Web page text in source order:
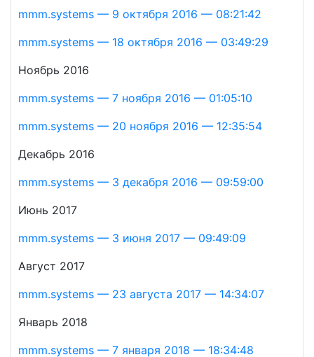
mmm.systems — 9 октября 2016 — 08:21:42
mmm.systems — 18 октября 2016 — 03:49:29
Ноябрь 2016
mmm.systems — 7 ноября 2016 — 01:05:10
mmm.systems — 20 ноября 2016 — 12:35:54
Декабрь 2016
mmm.systems — 3 декабря 2016 — 09:59:00
Июнь 2017
mmm.systems — 3 июня 2017 — 09:49:09
Август 2017
mmm.systems — 23 августа 2017 — 14:34:07
Январь 2018
mmm.systems — 7 января 2018 — 18:34:48